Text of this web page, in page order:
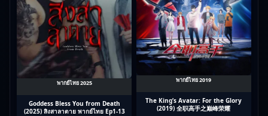
พากย์ไทย 2025
Goddess Bless You from Death
(2025) สิงสาลาตาย พากย์ไทย Ep1-13
พากย์ไทย 2019
The King’s Avatar: For the Glory
(2019) 全职高手之巅峰荣耀